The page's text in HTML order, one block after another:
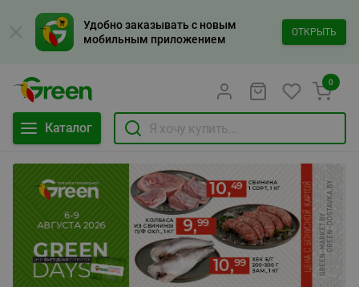
Удобно заказывать с новым
мобильным приложением
ОТКРЫТЬ
Каталог
0